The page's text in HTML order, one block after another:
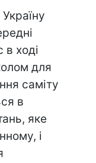
в ході
для
саміту
в
яке
і